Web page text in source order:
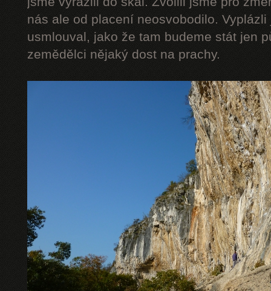
nás ale od placení neosvobodilo.
usmlouval, jako že tam budeme stát jen
zemědělci nějaký dost na prachy.